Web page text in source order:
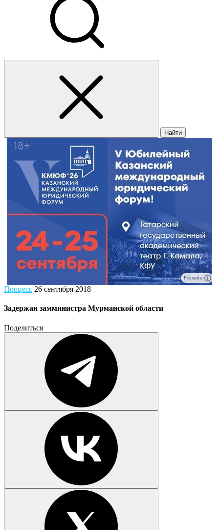
Найти
Реклама
Процесс 26 сентября 2018
Задержан замминистра Мурманской области
Поделиться